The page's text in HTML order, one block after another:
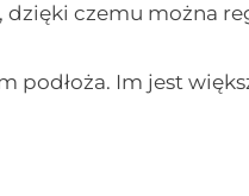
dzięki czemu można
podłoża. Im jest